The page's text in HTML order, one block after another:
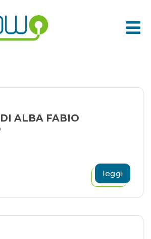
ALBA FABIO
leggi